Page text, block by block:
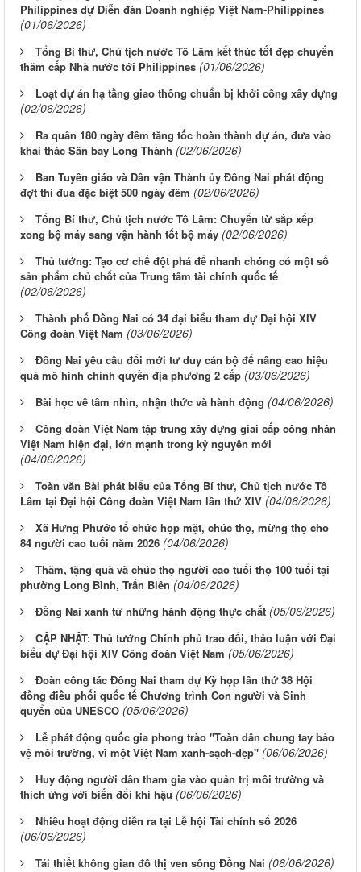
Philippines dự Diễn đàn Doanh nghiệp Việt Nam-Philippines
(01/06/2026)
Tổng Bí thư, Chủ tịch nước Tô Lâm kết thúc tốt đẹp chuyến
thăm cấp Nhà nước tới Philippines (01/06/2026)
Loạt dự án hạ tầng giao thông chuẩn bị khởi công xây dựng
(02/06/2026)
Ra quân 180 ngày đêm tăng tốc hoàn thành dự án, đưa vào
khai thác Sân bay Long Thành (02/06/2026)
Ban Tuyên giáo và Dân vận Thành ủy Đồng Nai phát động
đợt thi đua đặc biệt 500 ngày đêm (02/06/2026)
Tổng Bí thư, Chủ tịch nước Tô Lâm: Chuyển từ sắp xếp
xong bộ máy sang vận hành tốt bộ máy (02/06/2026)
Thủ tướng: Tạo cơ chế đột phá để nhanh chóng có một số
sản phẩm chủ chốt của Trung tâm tài chính quốc tế
(02/06/2026)
Thành phố Đồng Nai có 34 đại biểu tham dự Đại hội XIV
Công đoàn Việt Nam (03/06/2026)
Đồng Nai yêu cầu đổi mới tư duy cán bộ để nâng cao hiệu
quả mô hình chính quyền địa phương 2 cấp (03/06/2026)
Bài học về tầm nhìn, nhận thức và hành động (04/06/2026)
Công đoàn Việt Nam tập trung xây dựng giai cấp công nhân
Việt Nam hiện đại, lớn mạnh trong kỷ nguyên mới
(04/06/2026)
Toàn văn Bài phát biểu của Tổng Bí thư, Chủ tịch nước Tô
Lâm tại Đại hội Công đoàn Việt Nam lần thứ XIV (04/06/2026)
Xã Hưng Phước tổ chức họp mặt, chúc thọ, mừng thọ cho
84 người cao tuổi năm 2026 (04/06/2026)
Thăm, tặng quà và chúc thọ người cao tuổi thọ 100 tuổi tại
phường Long Bình, Trấn Biên (04/06/2026)
Đồng Nai xanh từ những hành động thực chất (05/06/2026)
CẬP NHẬT: Thủ tướng Chính phủ trao đổi, thảo luận với Đại
biểu dự Đại hội XIV Công đoàn Việt Nam (05/06/2026)
Đoàn công tác Đồng Nai tham dự Kỳ họp lần thứ 38 Hội
đồng điều phối quốc tế Chương trình Con người và Sinh
quyển của UNESCO (05/06/2026)
Lễ phát động quốc gia phong trào "Toàn dân chung tay bảo
vệ môi trường, vì một Việt Nam xanh-sạch-đẹp" (06/06/2026)
Huy động người dân tham gia vào quản trị môi trường và
thích ứng với biến đổi khí hậu (06/06/2026)
Nhiều hoạt động diễn ra tại Lễ hội Tài chính số 2026
(06/06/2026)
Tái thiết không gian đô thị ven sông Ðồng Nai (06/06/2026)